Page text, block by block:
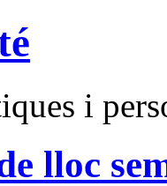
i
lloc